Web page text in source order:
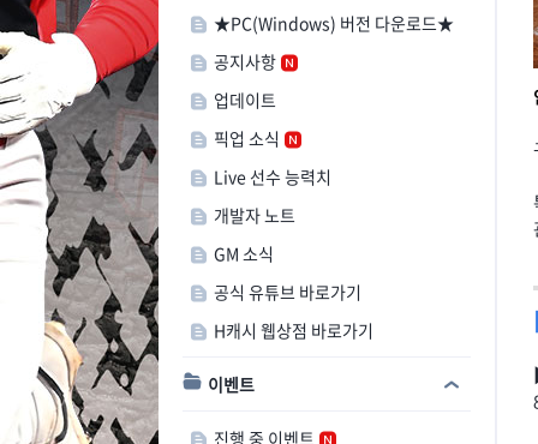
★PC(Windows) 버전 다운로드★
공지사항
업데이트
픽업 소식
Live 선수 능력치
개발자 노트
GM 소식
공식 유튜브 바로가기
H캐시 웹상점 바로가기
이벤트
진행 중 이벤트